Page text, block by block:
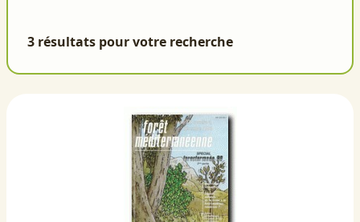
3 résultats pour votre recherche